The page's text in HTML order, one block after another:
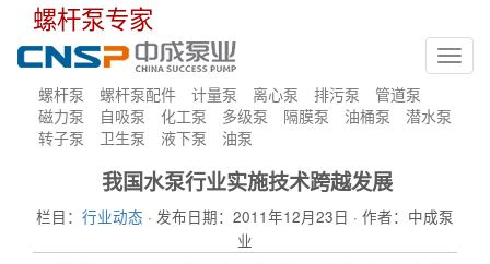
螺杆泵专家
螺杆泵 螺杆泵配件 计量泵 离心泵 排污泵
管道泵
磁力泵
自吸泵 化工泵 多级泵 隔膜泵 油桶泵
潜水泵
转子泵
卫生泵 液下泵 油泵
我国水泵行业实施技术跨越发展
栏目： 行业动态 · 发布日期：2011年12月23日 · 作者：中成泵
业